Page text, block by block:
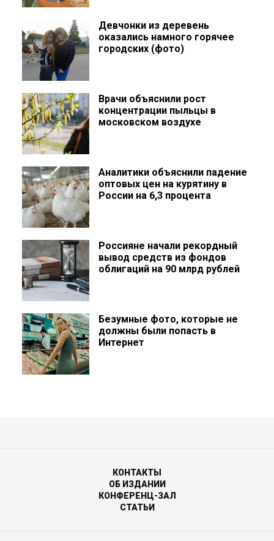
Девчонки из деревень
оказались намного горячее
городских (фото)
Врачи объяснили рост
концентрации пыльцы в
московском воздухе
Аналитики объяснили падение
оптовых цен на курятину в
России на 6,3 процента
Россияне начали рекордный
вывод средств из фондов
облигаций на 90 млрд рублей
Безумные фото, которые не
должны были попасть в
Интернет
КОНТАКТЫ
ОБ ИЗДАНИИ
КОНФЕРЕНЦ-ЗАЛ
СТАТЬИ